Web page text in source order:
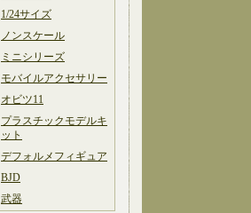
1/24サイズ
ノンスケール
ミニシリーズ
モバイルアクセサリー
オビツ11
プラスチックモデルキ
ット
デフォルメフィギュア
BJD
武器